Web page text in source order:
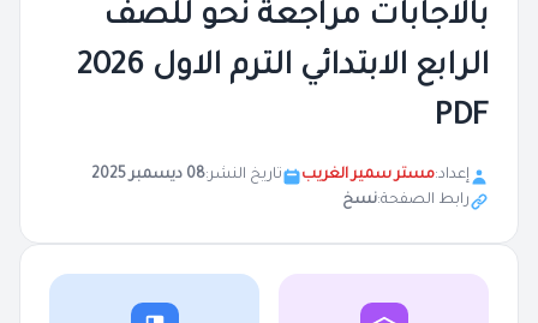
بالاجابات مراجعة نحو للصف
الرابع الابتدائي الترم الاول 2026
PDF
إعداد:مستر سمير الغريب تاريخ النشر:08 ديسمبر 2025
رابط الصفحة:نسخ